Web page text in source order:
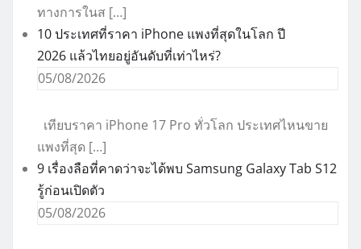
ทางการในส […]
10 ประเทศที่ราคา iPhone แพงที่สุดในโลก ปี
2026 แล้วไทยอยู่อันดับที่เท่าไหร่?
05/08/2026
เทียบราคา iPhone 17 Pro ทั่วโลก ประเทศไหนขาย
แพงที่สุด […]
9 เรื่องลือที่คาดว่าจะได้พบ Samsung Galaxy Tab S12
รู้ก่อนเปิดตัว
05/08/2026